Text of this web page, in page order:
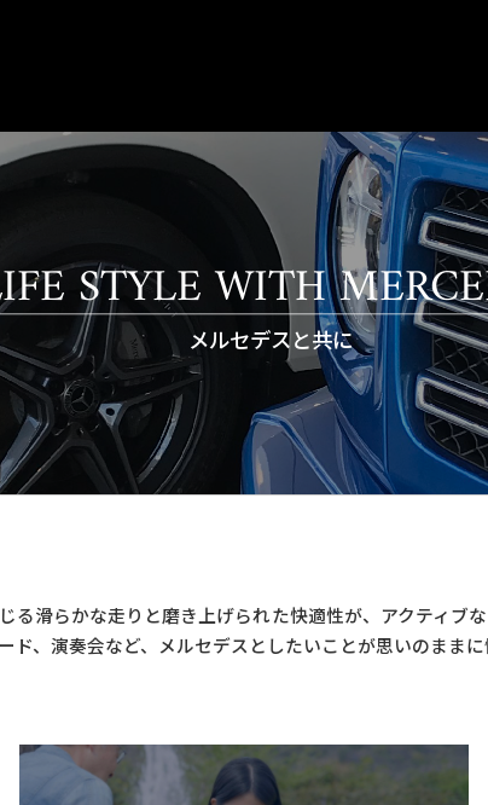
STYLE WITH
メルセデスと共に
る滑らかな走りと磨き上げられた快適性が、アクティブ
ド、演奏会など、メルセデスとしたいことが思いのままに